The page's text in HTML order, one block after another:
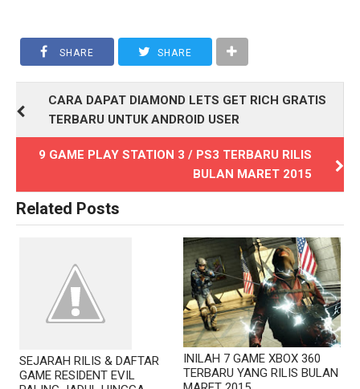
SHARE SHARE
CARA DAPAT DIAMOND LETS GET RICH GRATIS
TERBARU UNTUK ANDROID USER
9 GAME PLAY STATION 3 / PS3 TERBARU RILIS
BULAN MARET 2015
Related Posts
SEJARAH RILIS & DAFTAR
GAME RESIDENT EVIL
INILAH 7 GAME XBOX 360
TERBARU YANG RILIS BULAN